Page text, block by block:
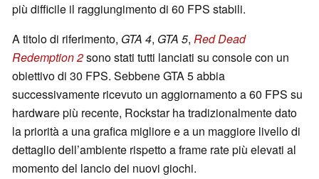
più difficile il raggiungimento di 60 FPS stabili.
A titolo di riferimento, GTA 4, GTA 5, Red Dead
Redemption 2sono stati tutti lanciati su console con un
obiettivo di 30 FPS. Sebbene GTA 5 abbia
successivamente ricevuto un aggiornamento a 60 FPS su
hardware più recente, Rockstar ha tradizionalmente dato
la priorità a una grafica migliore e a un maggiore livello di
dettaglio dell’ambiente rispetto a frame rate più elevati al
momento del lancio dei nuovi giochi.